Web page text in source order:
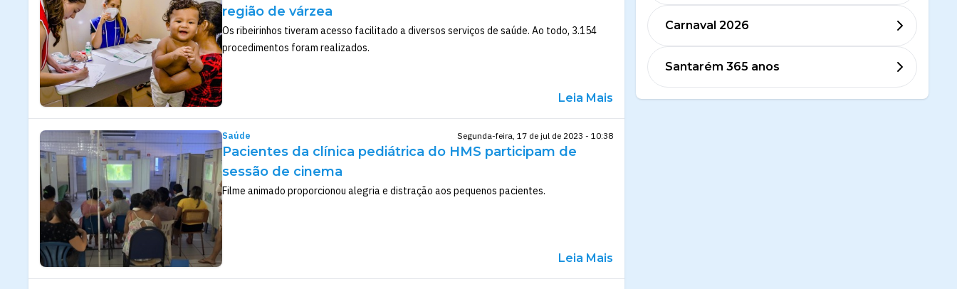
região de várzea
Os ribeirinhos tiveram acesso facilitado a diversos serviços de saúde. Ao todo, 3.154
procedimentos foram realizados.
Leia Mais
Saúde Segunda-feira, 17 de jul de 2023 - 10:38
Pacientes da clínica pediátrica do HMS participam de
sessão de cinema
Filme animado proporcionou alegria e distração aos pequenos pacientes.
Leia Mais
Carnaval 2026
Santarém 365 anos